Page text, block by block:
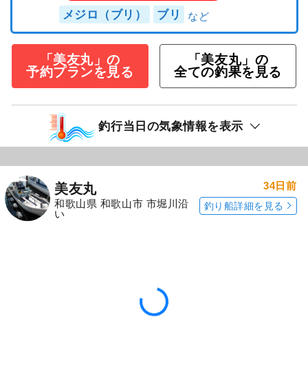
メジロ（ブリ） ブリ
「美友丸」の
予約プランを見る
「美友丸」の
全ての釣果を見る
釣行当日の気象情報を表示
美友丸
和歌山県 和歌山市 市堀川沿
い
34日前
釣り船詳細を見る